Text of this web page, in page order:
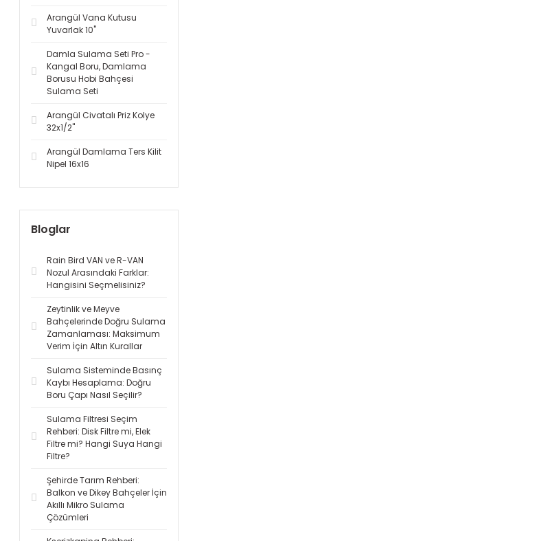
Arangül Vana Kutusu
Yuvarlak 10''
Damla Sulama Seti Pro -
Kangal Boru, Damlama
Borusu Hobi Bahçesi
Sulama Seti
Arangül Civatalı Priz Kolye
32x1/2''
Arangül Damlama Ters Kilit
Nipel 16x16
Bloglar
Rain Bird VAN ve R-VAN
Nozul Arasındaki Farklar:
Hangisini Seçmelisiniz?
Zeytinlik ve Meyve
Bahçelerinde Doğru Sulama
Zamanlaması: Maksimum
Verim İçin Altın Kurallar
Sulama Sisteminde Basınç
Kaybı Hesaplama: Doğru
Boru Çapı Nasıl Seçilir?
Sulama Filtresi Seçim
Rehberi: Disk Filtre mi, Elek
Filtre mi? Hangi Suya Hangi
Filtre?
Şehirde Tarım Rehberi:
Balkon ve Dikey Bahçeler İçin
Akıllı Mikro Sulama
Çözümleri